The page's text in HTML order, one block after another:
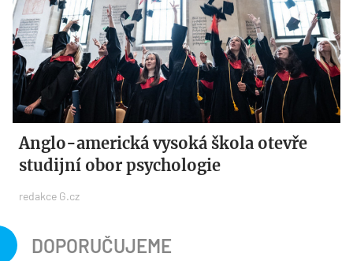
Anglo-americká vysoká škola otevře
studijní obor psychologie
redakce G.cz
DOPORUČUJEME